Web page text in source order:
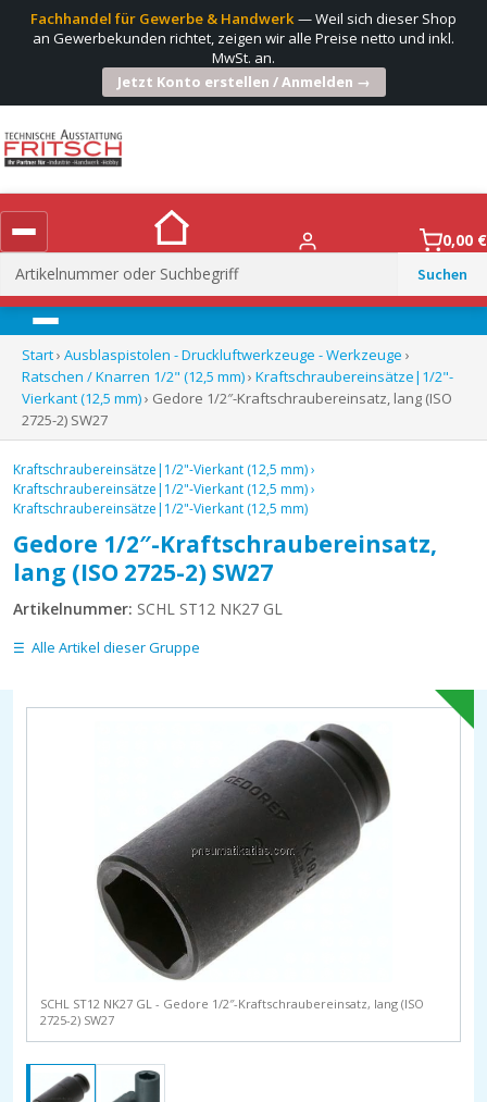
Fachhandel für Gewerbe & Handwerk— Weil sich dieser Shop
an Gewerbekunden richtet, zeigen wir alle Preise netto und inkl.
MwSt. an.
Jetzt Konto erstellen / Anmelden →
Suchen
nach:
0,00 €
Menü
Start› Ausblaspistolen - Druckluftwerkzeuge - Werkzeuge ›
Ratschen / Knarren 1/2" (12,5 mm)› Kraftschraubereinsätze|1/2"-
Vierkant (12,5 mm)› Gedore 1/2″-Kraftschraubereinsatz, lang (ISO
2725-2) SW27
Kraftschraubereinsätze|1/2"-Vierkant (12,5 mm)›
Kraftschraubereinsätze|1/2"-Vierkant (12,5 mm)›
Kraftschraubereinsätze|1/2"-Vierkant (12,5 mm)
Gedore 1/2″-Kraftschraubereinsatz,
lang (ISO 2725-2) SW27
Artikelnummer: SCHL ST12 NK27 GL
Alle Artikel dieser Gruppe
SCHL ST12 NK27 GL - Gedore 1/2″-Kraftschraubereinsatz, lang (ISO
2725-2) SW27